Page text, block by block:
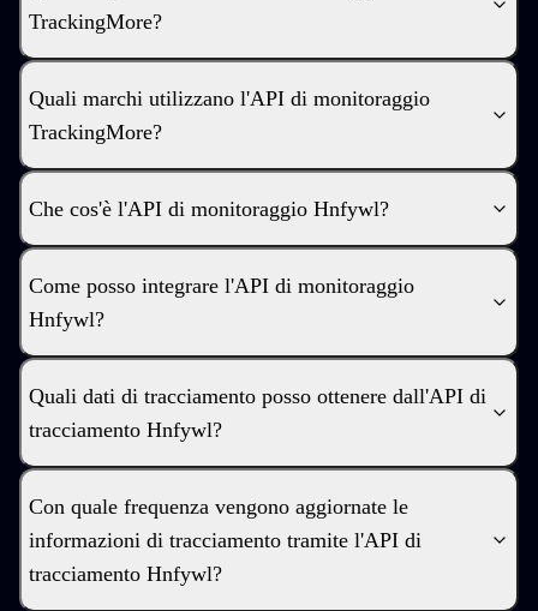
TrackingMore?
Quali marchi utilizzano l'API di monitoraggio
TrackingMore?
Che cos'è l'API di monitoraggio Hnfywl?
Come posso integrare l'API di monitoraggio
Hnfywl?
Quali dati di tracciamento posso ottenere dall'API di
tracciamento Hnfywl?
Con quale frequenza vengono aggiornate le
informazioni di tracciamento tramite l'API di
tracciamento Hnfywl?